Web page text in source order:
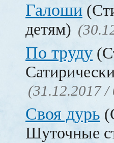
Галоши
детям)
По труду
(31.12.2017 /
Своя дурь
Шуточные